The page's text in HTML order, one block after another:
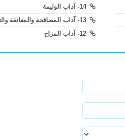
14- آداب الوليمة